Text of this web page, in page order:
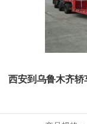
西安到乌鲁木齐